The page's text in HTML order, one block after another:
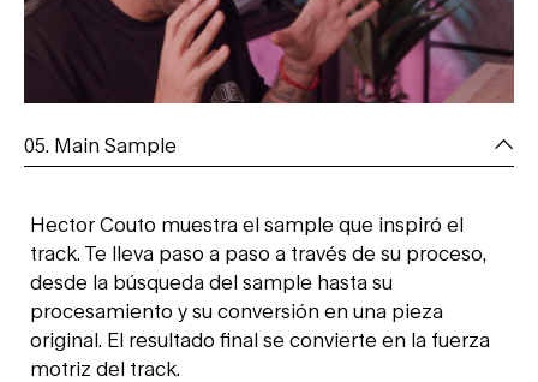
05. Main Sample
Hector Couto muestra el sample que inspiró el
track. Te lleva paso a paso a través de su proceso,
desde la búsqueda del sample hasta su
procesamiento y su conversión en una pieza
original. El resultado final se convierte en la fuerza
motriz del track.